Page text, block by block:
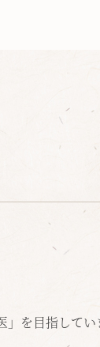
を目指してい